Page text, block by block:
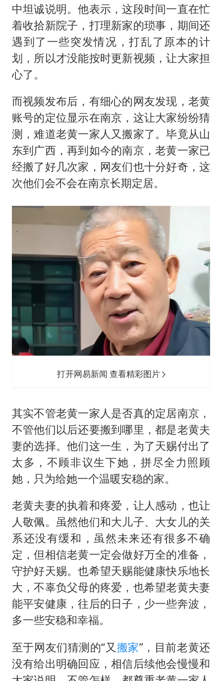
中坦诚说明。他表示，这段时间一直在忙
着收拾新院子，打理新家的琐事，期间还
遇到了一些突发情况，打乱了原本的计
划，所以才没能按时更新视频，让大家担
心了。
而视频发布后，有细心的网友发现，老黄
账号的定位显示在南京，这让大家纷纷猜
测，难道老黄一家人又搬家了。毕竟从山
东到广西，再到如今的南京，老黄一家已
经搬了好几次家，网友们也十分好奇，这
次他们会不会在南京长期定居。
打开网易新闻 查看精彩图片
其实不管老黄一家人是否真的定居南京，
不管他们以后还要搬到哪里，都是老黄夫
妻的选择。他们这一生，为了天赐付出了
太多，不顾非议生下她，拼尽全力照顾
她，只为给她一个温暖安稳的家。
老黄夫妻的执着和疼爱，让人感动，也让
人敬佩。虽然他们和大儿子、大女儿的关
系还没有缓和，虽然未来还有很多不确
定，但相信老黄一定会做好万全的准备，
守护好天赐。也希望天赐能健康快乐地长
大，不辜负父母的疼爱，也希望老黄夫妻
能平安健康，往后的日子，少一些奔波，
多一些安稳和幸福。
至于网友们猜测的“又 搬家”，目前老黄还
没有给出明确回应，相信后续他会慢慢和